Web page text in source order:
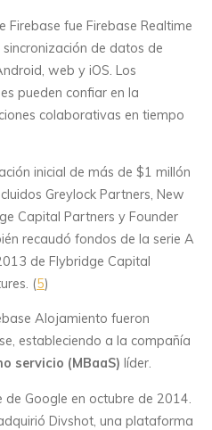
fue Firebase Realtime
de datos de
web y iOS. Los
pueden confiar en la
colaborativas en tiempo
inicial de más de $1 millón
Greylock Partners, New
Capital Partners y Founder
recaudó fondos de la serie A
de Flybridge Capital
(5)
Alojamiento fueron
estableciendo a la compañía
servicio (MBaaS)líder.
Google en octubre de 2014.
Divshot, una plataforma